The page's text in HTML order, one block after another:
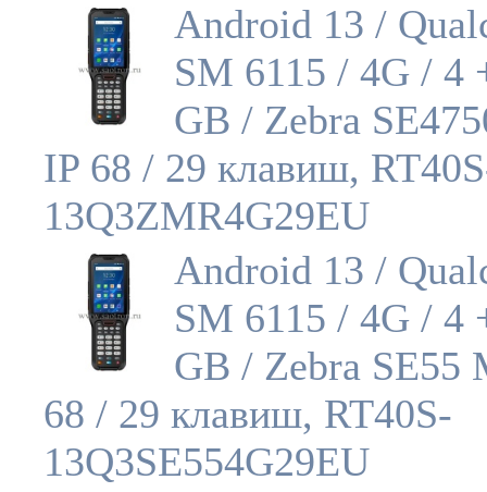
Android 13 /
SM 6115 / 4G / 4
GB / Zebra
IP 68 / 29 клавиш,
13Q3ZMR4G29EU
Android 13 /
SM 6115 / 4G / 4
GB / Zebra SE55
68 / 29 клавиш, RT40S-
13Q3SE554G29EU